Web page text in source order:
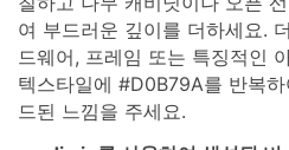
여 부드러운 깊이를 더하세요.
드웨어, 프레임 또는 특징적인
텍스타일에 #D0B79A를 반복
드된 느낌을 주세요.